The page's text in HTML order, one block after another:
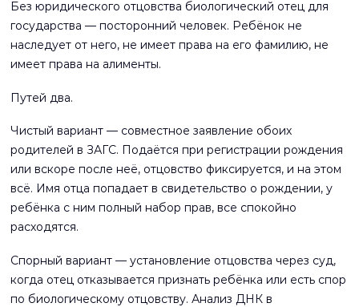
Без юридического отцовства биологический отец для
государства — посторонний человек. Ребёнок не
наследует от него, не имеет права на его фамилию, не
имеет права на алименты.
Путей два.
Чистый вариант — совместное заявление обоих
родителей в ЗАГС. Подаётся при регистрации рождения
или вскоре после неё, отцовство фиксируется, и на этом
всё. Имя отца попадает в свидетельство о рождении, у
ребёнка с ним полный набор прав, все спокойно
расходятся.
Спорный вариант — установление отцовства через суд,
когда отец отказывается признать ребёнка или есть спор
по биологическому отцовству. Анализ ДНК в